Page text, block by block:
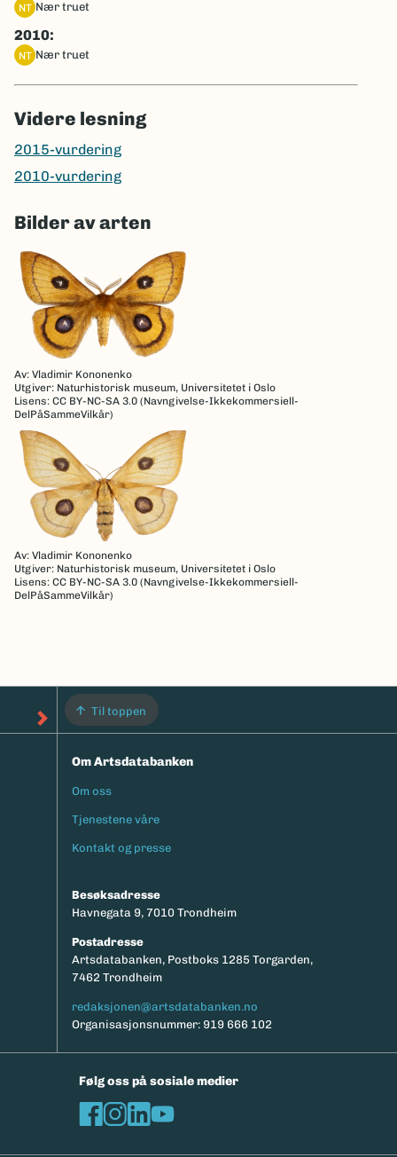
NT nær truet
2010:
NT nær truet
Videre lesning
2015-vurdering
2010-vurdering
Bilder av arten
Av: Vladimir Kononenko
Utgiver: Naturhistorisk museum, Universitetet i Oslo
Lisens: CC BY-NC-SA 3.0 (Navngivelse-Ikkekommersiell-
DelPåSammeVilkår)
Av: Vladimir Kononenko
Utgiver: Naturhistorisk museum, Universitetet i Oslo
Lisens: CC BY-NC-SA 3.0 (Navngivelse-Ikkekommersiell-
DelPåSammeVilkår)
Til toppen
Om Artsdatabanken
Footermeny
Om oss
Tjenestene våre
Kontakt og presse
Besøksadresse
Havnegata 9, 7010 Trondheim
Postadresse
Artsdatabanken, Postboks 1285 Torgarden,
7462 Trondheim
redaksjonen@artsdatabanken.no
Organisasjonsnummer: 919 666 102
Følg oss på sosiale medier